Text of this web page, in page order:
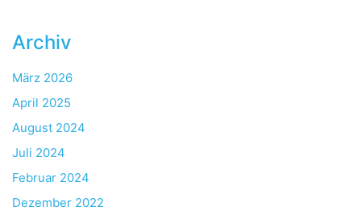
Archiv
März 2026
April 2025
August 2024
Juli 2024
Februar 2024
Dezember 2022